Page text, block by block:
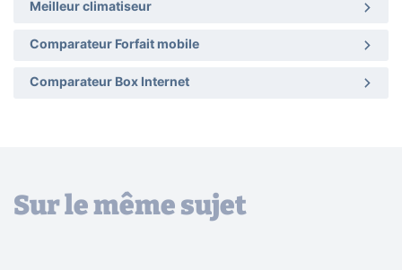
Meilleur climatiseur
Comparateur Forfait mobile
Comparateur Box Internet
Sur le même sujet